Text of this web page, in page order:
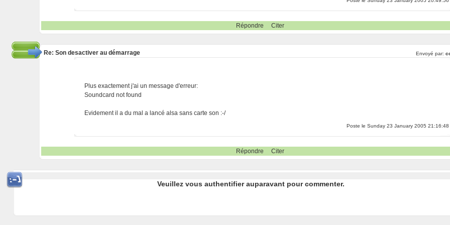
Répondre Citer
Re: Son desactiver au démarrage Envoyé par:
Plus exactement j'ai un message d'erreur:
Soundcard not found
Evidement il a du mal a lancé alsa sans carte son :-/
Poste le Sunday 23 January 2005 21:16:48
Répondre Citer
Veuillez vous authentifier auparavant pour commenter.